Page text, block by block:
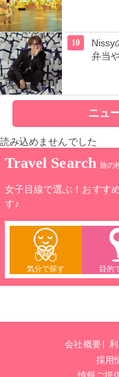
レー
10
Nissy
弁当
ニュ
読み込めませんでした
Travel Search 旅の
女子目線で選ぶ！おすす
す♪
気分で探す 目的
会社概要
採用